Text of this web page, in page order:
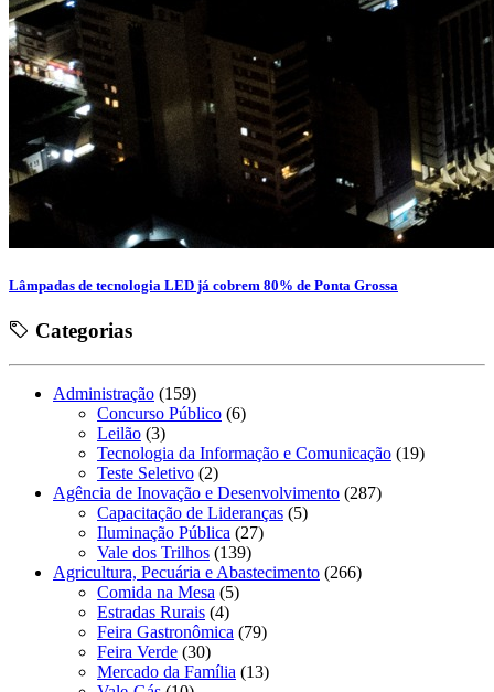
Lâmpadas de tecnologia LED já cobrem 80% de Ponta Grossa
Categorias
Administração (159)
Concurso Público (6)
Leilão (3)
Tecnologia da Informação e Comunicação (19)
Teste Seletivo (2)
Agência de Inovação e Desenvolvimento (287)
Capacitação de Lideranças (5)
Iluminação Pública (27)
Vale dos Trilhos (139)
Agricultura, Pecuária e Abastecimento (266)
Comida na Mesa (5)
Estradas Rurais (4)
Feira Gastronômica (79)
Feira Verde (30)
Mercado da Família (13)